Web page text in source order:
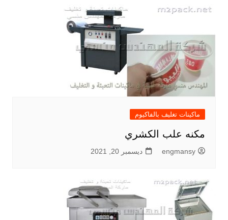
ماكينات تغليف بالفاكيوم
مكنه علب الكشري
engmansy ديسمبر 20, 2021